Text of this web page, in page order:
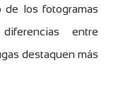
los fotogramas
entre
destaquen más